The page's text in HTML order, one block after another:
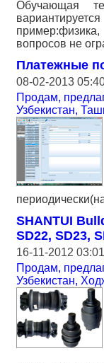
Обучающая
вопросов не
Платежные
08-02-2013
Продам,
Узбекистан,
SHANTUI
SD22, SD23,
16-11-2012 03:01
Продам,
Узбекистан,